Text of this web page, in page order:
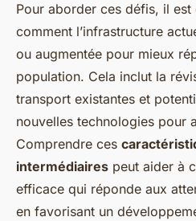
Pour aborder ces défis, il est
comment l’infrastructure
ou augmentée pour mieux
population. Cela inclut la
transport existantes et
nouvelles technologies pour
Comprendre ces
intermédiaires peut aider à
efficace qui réponde aux
en favorisant un